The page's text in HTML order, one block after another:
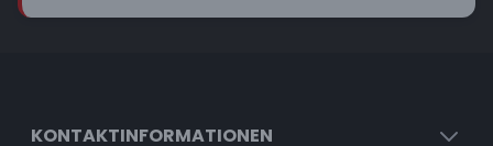
KONTAKTINFORMATIONEN